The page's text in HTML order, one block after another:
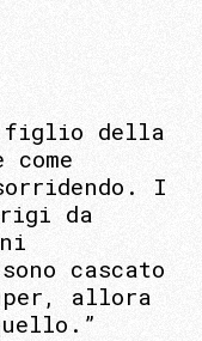
figlio della
I
da
cascato
allora